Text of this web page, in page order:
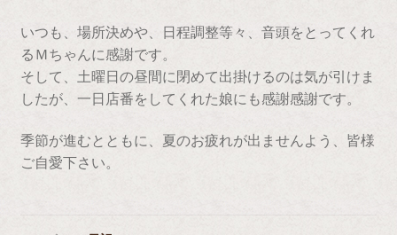
いつも、場所決めや、日程調整等々、音頭をとってくれ
るＭちゃんに感謝です。
そして、土曜日の昼間に閉めて出掛けるのは気が引けま
したが、一日店番をしてくれた娘にも感謝感謝です。
季節が進むとともに、夏のお疲れが出ませんよう、皆様
ご自愛下さい。